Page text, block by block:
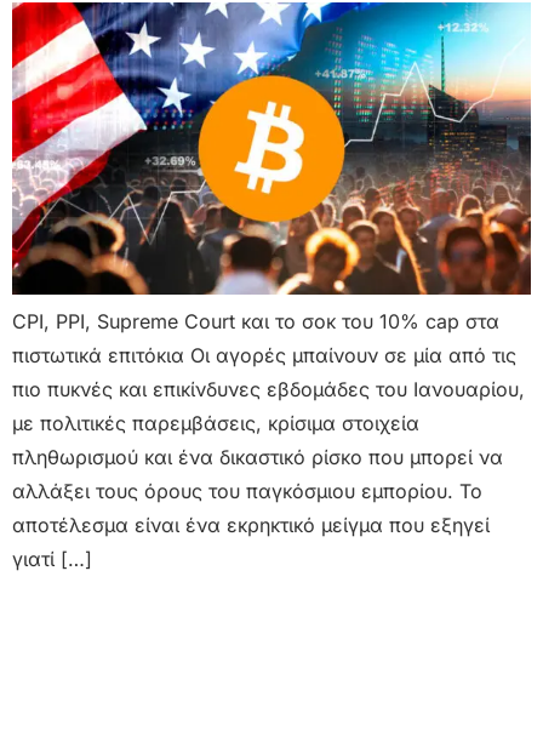
CPI, PPI, Supreme Court και το σοκ του 10% cap στα
πιστωτικά επιτόκια Οι αγορές μπαίνουν σε μία από τις
πιο πυκνές και επικίνδυνες εβδομάδες του Ιανουαρίου,
με πολιτικές παρεμβάσεις, κρίσιμα στοιχεία
πληθωρισμού και ένα δικαστικό ρίσκο που μπορεί να
αλλάξει τους όρους του παγκόσμιου εμπορίου. Το
αποτέλεσμα είναι ένα εκρηκτικό μείγμα που εξηγεί
γιατί […]